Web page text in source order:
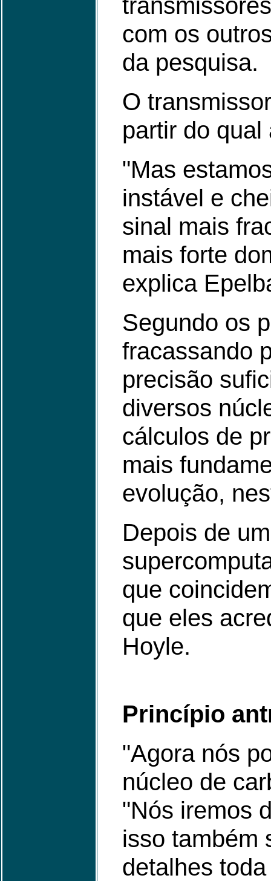
com os
da pesquisa.
O
partir do qual
"Mas
instável e
sinal mais
mais forte
explica
Segundo os
fracassando
precisão
diversos
cálculos de
mais
evolução,
Depois de
que
que eles
Hoyle.
Princípio
"Agora nós
núcleo de
"Nós iremos
isso também
detalhes